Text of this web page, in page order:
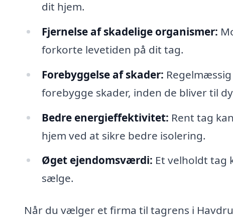
dit hjem.
Fjernelse af skadelige organismer:
forkorte levetiden på dit tag.
Forebyggelse af skader:
forebygge skader, inden de bliver til
Bedre energieffektivitet: Rent tag
hjem ved at sikre bedre isolering.
Øget ejendomsværdi: Et velholdt tag
sælge.
Når du vælger et firma til tagrens i